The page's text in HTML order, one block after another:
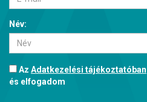
Név:
Az Adatkezelési tájékoztatóban
és elfogadom